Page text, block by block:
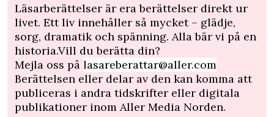
Läsarberättelser är era berättelser direkt ur
livet. Ett liv innehåller så mycket – glädje,
sorg, dramatik och spänning. Alla bär vi på en
historia.Vill du berätta din?
Mejla oss på lasareberattar@aller.com
Berättelsen eller delar av den kan komma att
publiceras i andra tidskrifter eller digitala
publikationer inom Aller Media Norden.